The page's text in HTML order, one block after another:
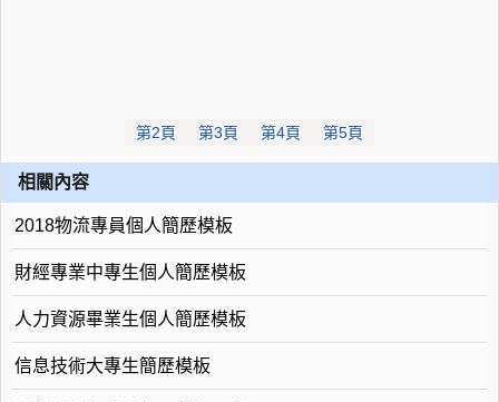
第2頁 第3頁 第4頁 第5頁
相關內容
2018物流專員個人簡歷模板
財經專業中專生個人簡歷模板
人力資源畢業生個人簡歷模板
信息技術大專生簡歷模板